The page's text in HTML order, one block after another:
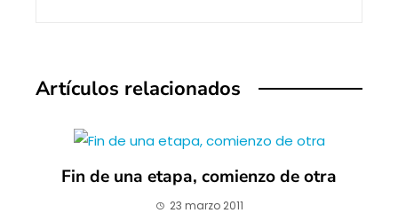
Artículos relacionados
Fin de una etapa, comienzo de otra
23 marzo 2011